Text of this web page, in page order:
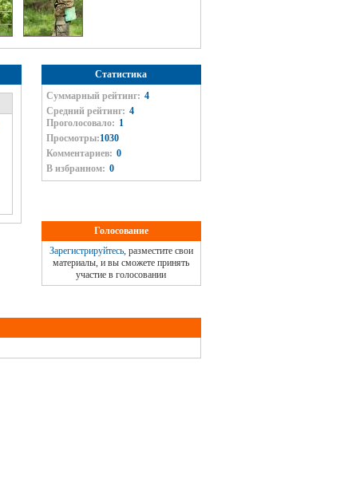
Статистика
Суммарный рейтинг: 4
Средний рейтинг: 4
Проголосовало: 1
Просмотры:1030
Комментариев: 0
В избранном: 0
Голосование
Зарегистрируйтесь, разместите свои
материалы, и вы сможете принять
участие в голосовании